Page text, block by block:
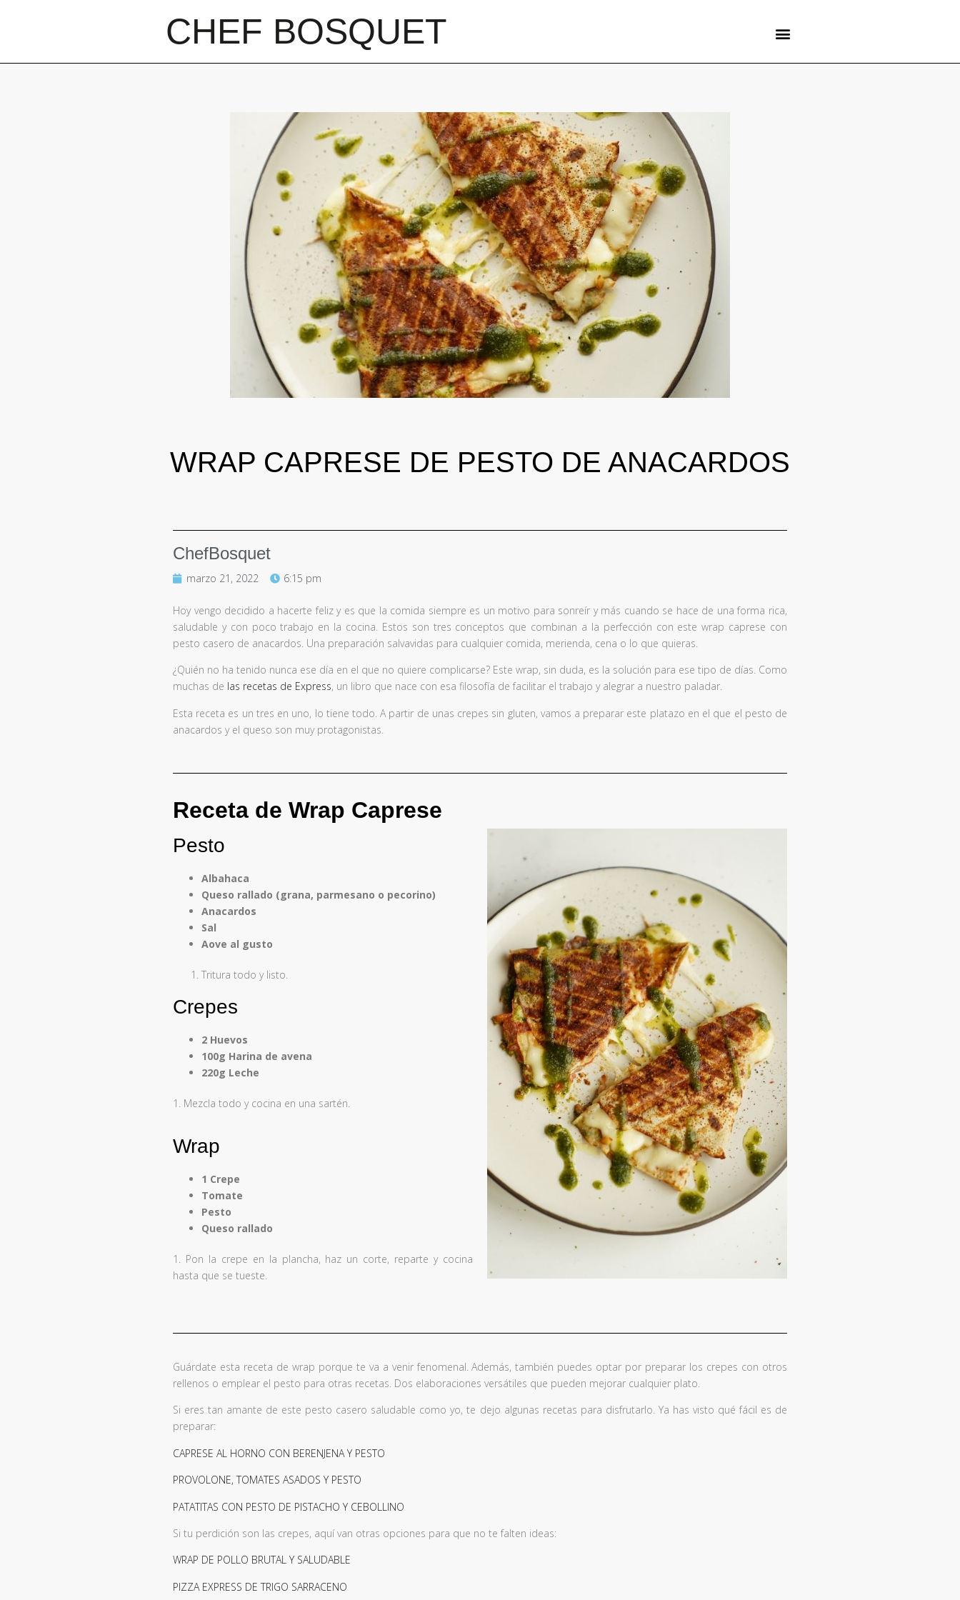
CHEF BOSQUET
WRAP CAPRESE DE PESTO DE ANACARDOS
ChefBosquet
marzo 21, 2022 6:15 pm
Hoy vengo decidido a hacerte feliz y es que la comida siempre es un motivo para sonreír y más cuando se hace de una forma rica,
saludable y con poco trabajo en la cocina. Estos son tres conceptos que combinan a la perfección con este wrap caprese con
pesto casero de anacardos. Una preparación salvavidas para cualquier comida, merienda, cena o lo que quieras.
¿Quién no ha tenido nunca ese día en el que no quiere complicarse? Este wrap, sin duda, es la solución para ese tipo de días. Como
muchas de las recetas de Express, un libro que nace con esa filosofía de facilitar el trabajo y alegrar a nuestro paladar.
Esta receta es un tres en uno, lo tiene todo. A partir de unas crepes sin gluten, vamos a preparar este platazo en el que el pesto de
anacardos y el queso son muy protagonistas.
Receta de Wrap Caprese
Pesto
Albahaca
Queso rallado (grana, parmesano o pecorino)
Anacardos
Sal
Aove al gusto
Tritura todo y listo.
Crepes
2 Huevos
100g Harina de avena
220g Leche
1. Mezcla todo y cocina en una sartén.
Wrap
1 Crepe
Tomate
Pesto
Queso rallado
1. Pon la crepe en la plancha, haz un corte, reparte y cocina
hasta que se tueste.
Guárdate esta receta de wrap porque te va a venir fenomenal. Además, también puedes optar por preparar los crepes con otros
rellenos o emplear el pesto para otras recetas. Dos elaboraciones versátiles que pueden mejorar cualquier plato.
Si eres tan amante de este pesto casero saludable como yo, te dejo algunas recetas para disfrutarlo. Ya has visto qué fácil es de
preparar:
CAPRESE AL HORNO CON BERENJENA Y PESTO
PROVOLONE, TOMATES ASADOS Y PESTO
PATATITAS CON PESTO DE PISTACHO Y CEBOLLINO
Si tu perdición son las crepes, aquí van otras opciones para que no te falten ideas:
WRAP DE POLLO BRUTAL Y SALUDABLE
PIZZA EXPRESS DE TRIGO SARRACENO